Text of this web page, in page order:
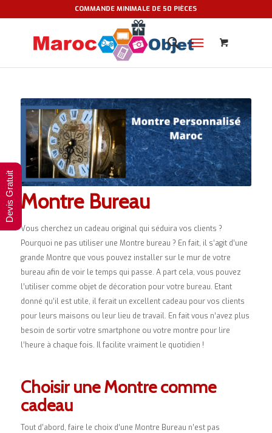
COMMANDE MINIMALE DE 50 PIÈCES
Montre Bureau
Vous cherchez un cadeau original qui séduira vos clients ?
Pourquoi ne pas utiliser une Montre bureau ? En fait, il s’agit d’une
grande Montre que vous pouvez installer sur le mur de votre
bureau afin de voir le temps qui passe. A part cela, vous pouvez
l’utiliser comme objet de décoration pour votre bureau. Etant
donné qu’il est utile, il ferait un excellent cadeau pour vos clients
pour leurs maisons ou leur lieu de travail. En fait vous n’avez plus
besoin de sortir votre smartphone ou votre montre pour lire
l’heure à chaque fois. Il facilite vraiment le quotidien !
Choisir une Montre comme
cadeau
Tout d’abord, faire le choix d’une Montre Bureau n’est pas
Devis Gratuit